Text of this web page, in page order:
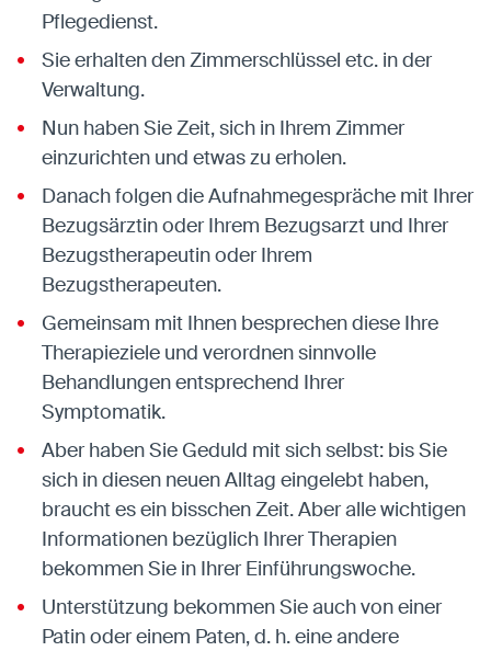
Pflegedienst.
Sie erhalten den Zimmerschlüssel etc. in der
Verwaltung.
Nun haben Sie Zeit, sich in Ihrem Zimmer
einzurichten und etwas zu erholen.
Danach folgen die Aufnahmegespräche mit Ihrer
Bezugsärztin oder Ihrem Bezugsarzt und Ihrer
Bezugstherapeutin oder Ihrem
Bezugstherapeuten.
Gemeinsam mit Ihnen besprechen diese Ihre
Therapieziele und verordnen sinnvolle
Behandlungen entsprechend Ihrer
Symptomatik.
Aber haben Sie Geduld mit sich selbst: bis Sie
sich in diesen neuen Alltag eingelebt haben,
braucht es ein bisschen Zeit. Aber alle wichtigen
Informationen bezüglich Ihrer Therapien
bekommen Sie in Ihrer Einführungswoche.
Unterstützung bekommen Sie auch von einer
Patin oder einem Paten, d. h. eine andere